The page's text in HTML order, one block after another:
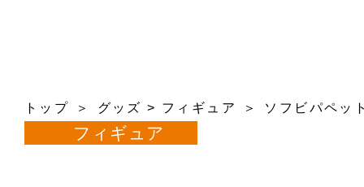
トップ グッズ > フィギュア ソフビパペッ
フィギュア